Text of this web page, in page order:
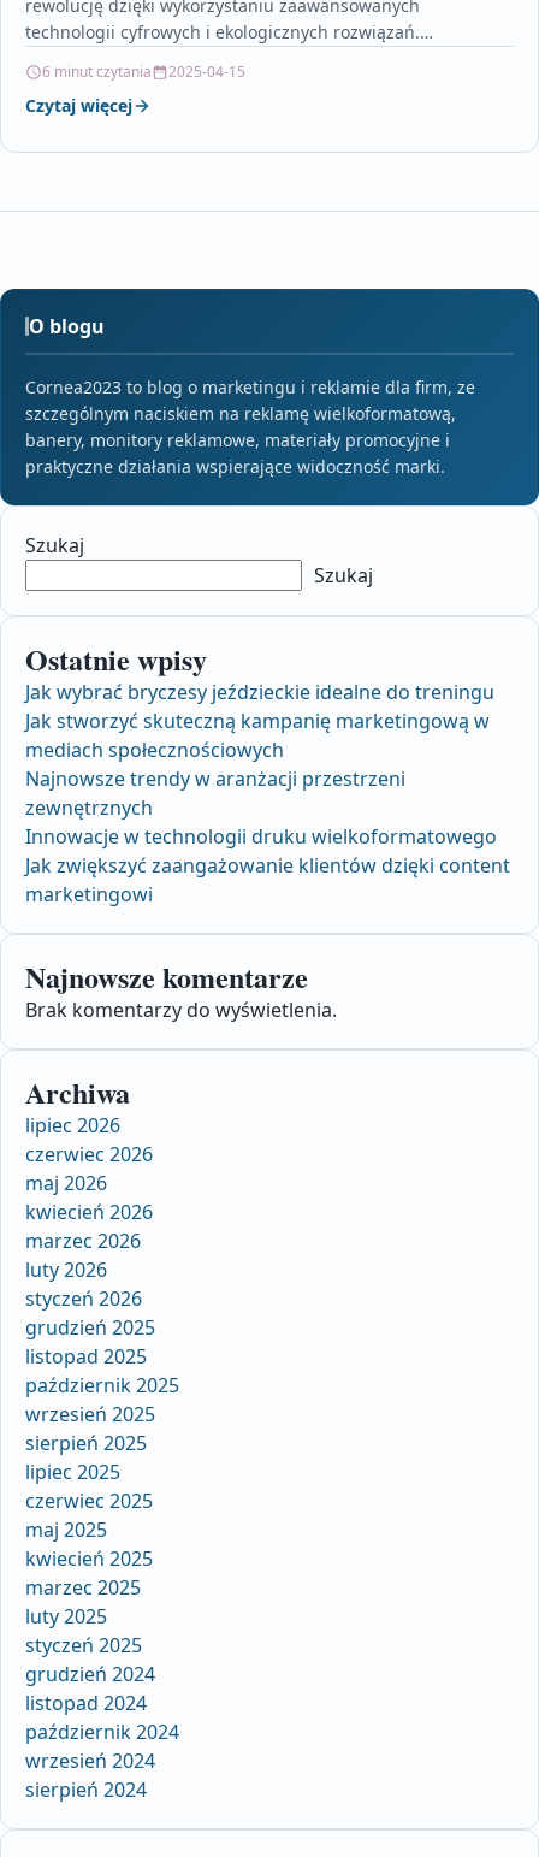
rewolucję dzięki wykorzystaniu zaawansowanych
technologii cyfrowych i ekologicznych rozwiązań.
inteligentne nośniki nie tylko…
6 minut czytania 2025-04-15
Czytaj więcej
O blogu
Cornea2023 to blog o marketingu i reklamie dla firm, ze
szczególnym naciskiem na reklamę wielkoformatową,
banery, monitory reklamowe, materiały promocyjne i
praktyczne działania wspierające widoczność marki.
Szukaj
Szukaj
Ostatnie wpisy
Jak wybrać bryczesy jeździeckie idealne do treningu
Jak stworzyć skuteczną kampanię marketingową w
mediach społecznościowych
Najnowsze trendy w aranżacji przestrzeni
zewnętrznych
Innowacje w technologii druku wielkoformatowego
Jak zwiększyć zaangażowanie klientów dzięki content
marketingowi
Najnowsze komentarze
Brak komentarzy do wyświetlenia.
Archiwa
lipiec 2026
czerwiec 2026
maj 2026
kwiecień 2026
marzec 2026
luty 2026
styczeń 2026
grudzień 2025
listopad 2025
październik 2025
wrzesień 2025
sierpień 2025
lipiec 2025
czerwiec 2025
maj 2025
kwiecień 2025
marzec 2025
luty 2025
styczeń 2025
grudzień 2024
listopad 2024
październik 2024
wrzesień 2024
sierpień 2024